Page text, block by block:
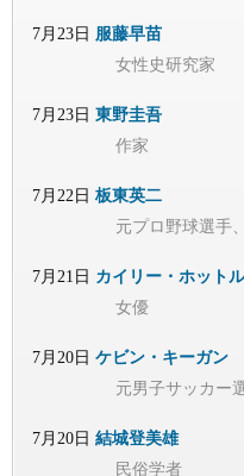
7月23日 服藤早苗
女性史研究家
7月23日 東野圭吾
作家
7月22日 板東英二
元プロ野球選手
7月21日 カイリー・ホットル
女優
7月20日 ケビン・キーガン
元男子サッカー
7月20日 結城登美雄
民俗学者